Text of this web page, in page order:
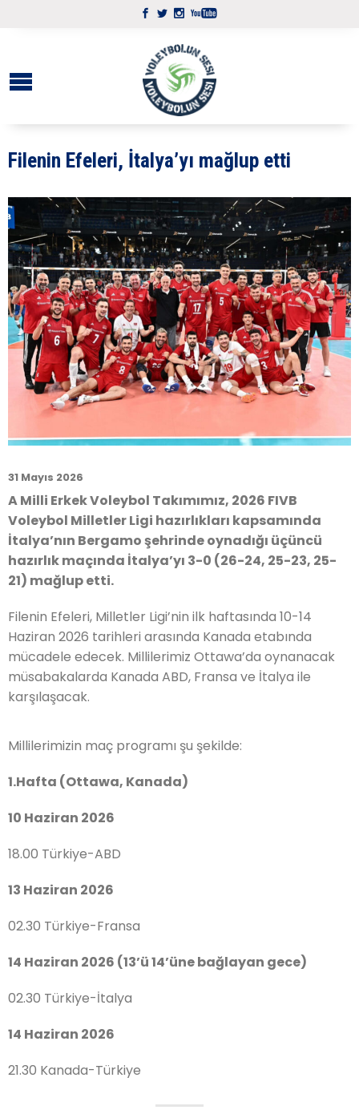
Filenin Efeleri, İtalya’yı mağlup etti
31 Mayıs 2026
A Milli Erkek Voleybol Takımımız, 2026 FIVB
Voleybol Milletler Ligi hazırlıkları kapsamında
İtalya’nın Bergamo şehrinde oynadığı üçüncü
hazırlık maçında İtalya’yı 3-0 (26-24, 25-23, 25-
21) mağlup etti.
Filenin Efeleri, Milletler Ligi’nin ilk haftasında 10-14
Haziran 2026 tarihleri arasında Kanada etabında
mücadele edecek. Millilerimiz Ottawa’da oynanacak
müsabakalarda Kanada ABD, Fransa ve İtalya ile
karşılaşacak.
Millilerimizin maç programı şu şekilde:
1.Hafta (Ottawa, Kanada)
10 Haziran 2026
18.00 Türkiye-ABD
13 Haziran 2026
02.30 Türkiye-Fransa
14 Haziran 2026 (13’ü 14’üne bağlayan gece)
02.30 Türkiye-İtalya
14 Haziran 2026
21.30 Kanada-Türkiye